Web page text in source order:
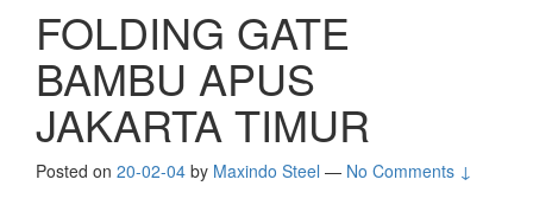
FOLDING GATE
BAMBU APUS
JAKARTA TIMUR
Posted on 20-02-04 by Maxindo Steel — No Comments ↓